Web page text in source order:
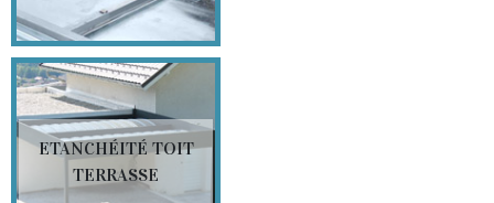
ETANCHÉITÉ TOIT
TERRASSE